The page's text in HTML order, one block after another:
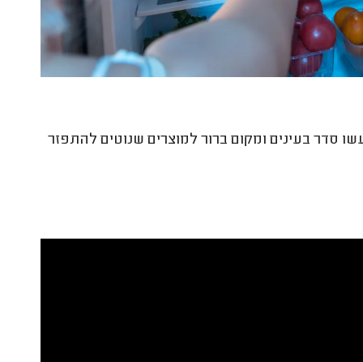
סדר בעינים ומקום ברור למוצרים שנוטים להתפזר